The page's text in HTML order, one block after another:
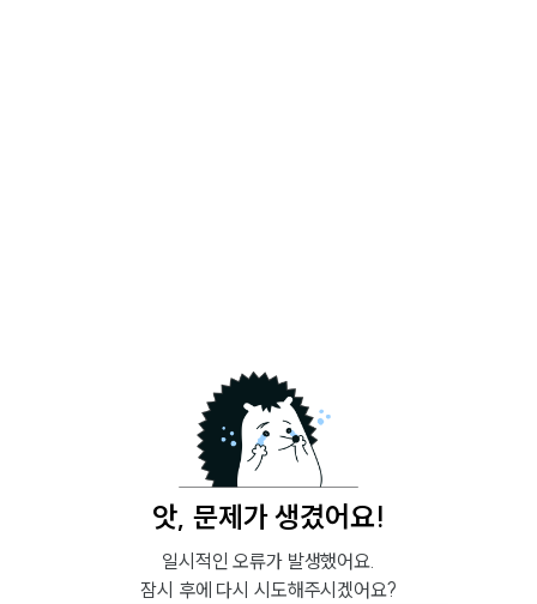
앗, 문제가 생겼어요!
일시적인 오류가 발생했어요.
잠시 후에 다시 시도해주시겠어요?